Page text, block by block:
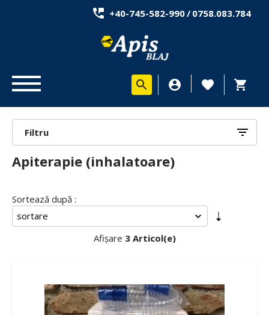
+40-745-582-990/ 0758.083.784
Filtru
Apiterapie (inhalatoare)
Sortează după :
Afișare 3 Articol(e)